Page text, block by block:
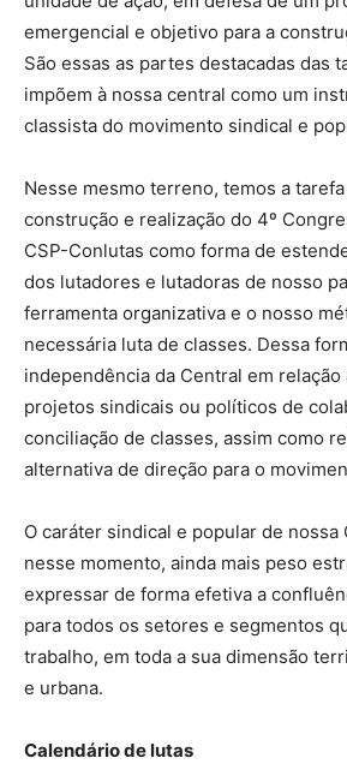
emergencial e objetivo para a
São essas as partes destacadas das
impõem à nossa central como um
classista do movimento sindical e
Nesse mesmo terreno, temos a
construção e realização do 4º
CSP-Conlutas como forma de
dos lutadores e lutadoras de nosso
ferramenta organizativa e o nosso
necessária luta de classes. Dessa
independência da Central em relação
projetos sindicais ou políticos de
conciliação de classes, assim como
alternativa de direção para o
O caráter sindical e popular de nossa
nesse momento, ainda mais peso
expressar de forma efetiva a
para todos os setores e segmentos
trabalho, em toda a sua dimensão
e urbana.
Calendário de lutas